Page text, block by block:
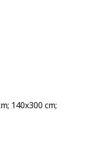
140x300 cm;